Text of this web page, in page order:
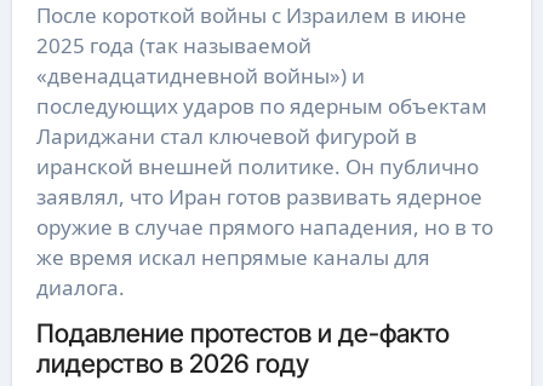
После короткой войны с Израилем в июне
2025 года (так называемой
«двенадцатидневной войны») и
последующих ударов по ядерным объектам
Лариджани стал ключевой фигурой в
иранской внешней политике. Он публично
заявлял, что Иран готов развивать ядерное
оружие в случае прямого нападения, но в то
же время искал непрямые каналы для
диалога.
Подавление протестов и де-факто
лидерство в 2026 году